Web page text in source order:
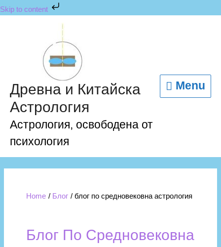
Skip to content
Skip
to
Древна и Китайска
Астрология
Астрология, освободена от
психология
Menu
Home Блог блог по средновековна астрология
Блог По Средновековна